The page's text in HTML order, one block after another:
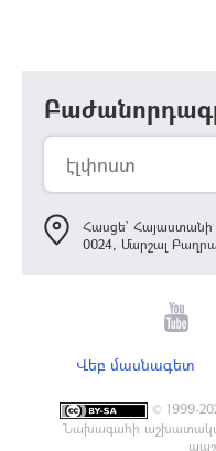
Հասցե՝ Հայաստանի
0024, Մարշալ
Վեբ մասնագետ
© 1999-
Նախագահի